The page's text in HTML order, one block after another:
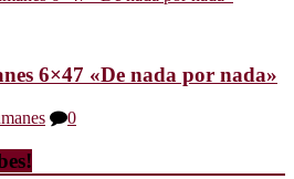
6×47 «De nada por nada»
0